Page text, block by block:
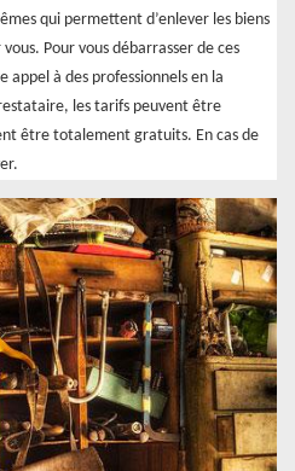
qui permettent d’enlever les biens
Pour vous débarrasser de ces
appel à des professionnels en la
les tarifs peuvent être
être totalement gratuits. En cas de